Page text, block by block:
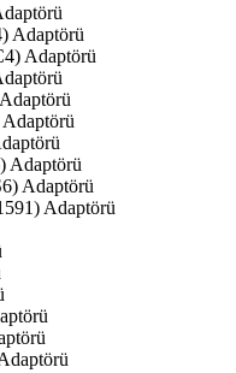
Adaptörü
Adaptörü
Adaptörü
Adaptörü
Adaptörü